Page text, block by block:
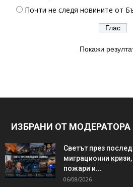
Почти не следя новините от
Покажи
ИЗБРАНИ ОТ МОДЕРАТОРА
Светът през
миграционни
пожари и...
06/08/2026